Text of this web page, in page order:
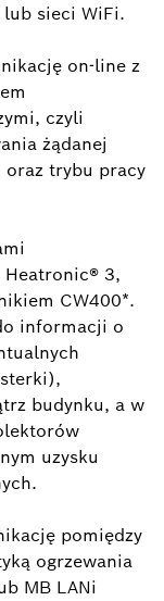
sieci WiFi.
on-line z
czyli
żądanej
oraz trybu pracy
3,
CW400*.
informacji o
budynku, a w
uzysku
pomiędzy
ogrzewania
MB LANi